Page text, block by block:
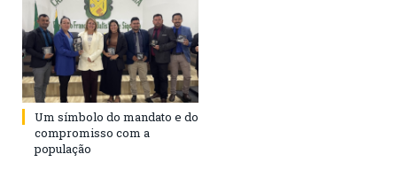
Um símbolo do mandato e do
compromisso com a
população